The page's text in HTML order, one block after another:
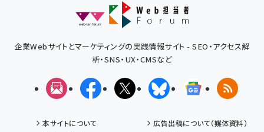
企業Webサイトとマーケティングの実践情報サイト - SEO・アクセス解
析・SNS・UX・CMSなど
メルマガFacebookX(エックス)BlueskyGoogleニュ
RSS
本サイトについて
広告出稿について（媒体資料）